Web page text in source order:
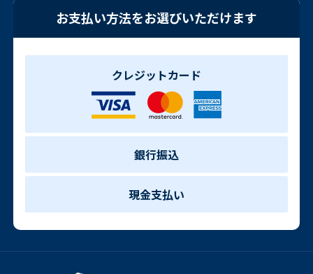
お支払い方法をお選びいただけます
クレジットカード
銀行振込
現金支払い